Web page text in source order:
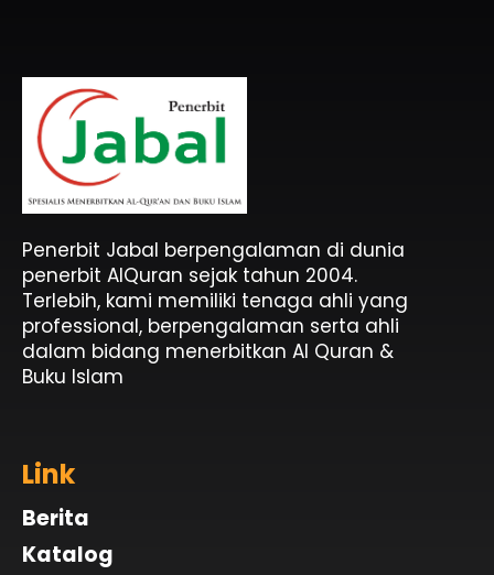
Penerbit Jabal berpengalaman di dunia
penerbit AlQuran sejak tahun 2004.
Terlebih, kami memiliki tenaga ahli yang
professional, berpengalaman serta ahli
dalam bidang menerbitkan Al Quran &
Buku Islam
Link
Berita
Katalog